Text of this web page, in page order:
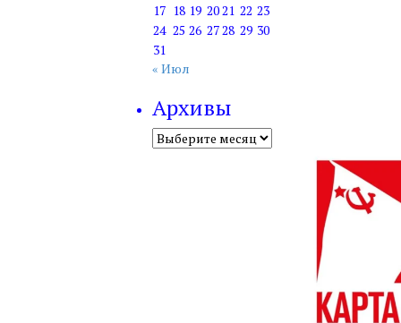
17 18 19 2021 22 23
24 25 26 2728 29 30
31
« Июл
Архивы
Архивы